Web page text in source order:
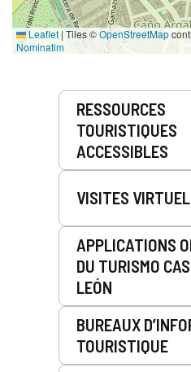
Leaflet | Tiles ©OpenStreetMap
Nominatim
Prestations
RESSOURCES
TOURISTIQUES
ACCESSIBLES
VISITES
APPLICATIONS
DU TURISMO
LEÓN
BUREAUX
TOURISTIQUE